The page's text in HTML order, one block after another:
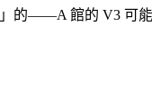
」的——A 館的 V3 可能